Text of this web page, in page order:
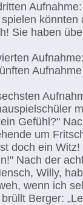
könnten
Sie haben
Gefühl?"
um
doch ein
Nach der
Willy,
wenn ich
Berger: